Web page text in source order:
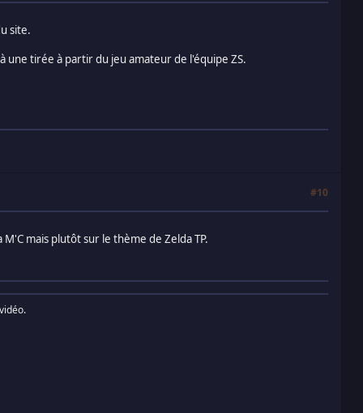
site.
une tirée à partir du jeu amateur de l'équipe ZS.
#10
mais plutôt sur le thème de Zelda TP.